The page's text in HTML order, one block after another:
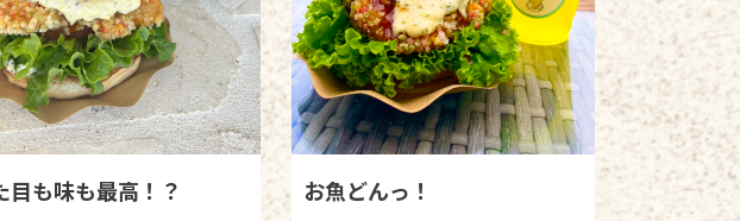
目も味も最高！？ お魚どんっ！